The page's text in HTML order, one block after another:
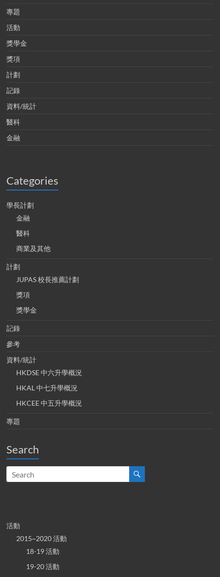
專題
活動
獎學金
獎項
計劃
記錄
資料/統計
醫科
金融
Categories
學長計劃
金融
醫科
商業及其他
計劃
JUPAS 校長推薦計劃
獎項
獎學金
記錄
參考
資料/統計
HKDSE 中六升學概況
HKAL 中七升學概況
HKCEE 中五升學概況
專題
Search
活動
2015~2020 活動
18-19 活動
19-20 活動